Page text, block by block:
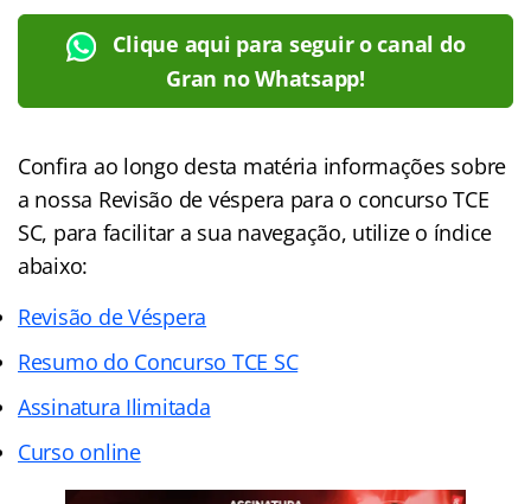
Clique aqui para seguir o canal do
Gran no Whatsapp!
Confira ao longo desta matéria informações sobre
a nossa Revisão de véspera para o concurso TCE
SC, para facilitar a sua navegação, utilize o índice
abaixo:
Revisão de Véspera
Resumo do Concurso TCE SC
Assinatura Ilimitada
Curso online